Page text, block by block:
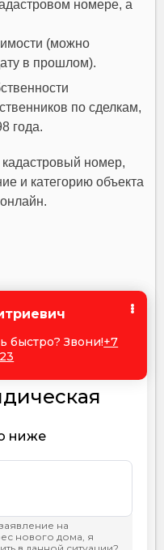
номере, а
(можно
в прошлом).
по сделкам,
года.
номер,
и категорию объекта